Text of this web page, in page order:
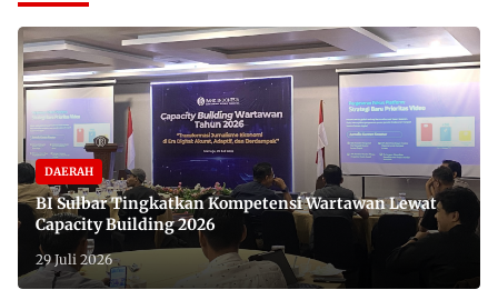
DAERAH
BI Sulbar Tingkatkan Kompetensi Wartawan Lewat
Capacity Building 2026
29 Juli 2026